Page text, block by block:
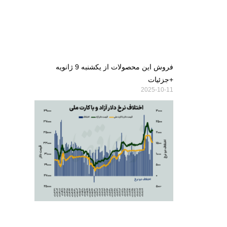
فروش این محصولات از یکشنبه 9 ژانویه
+جزئیات
2025-10-11